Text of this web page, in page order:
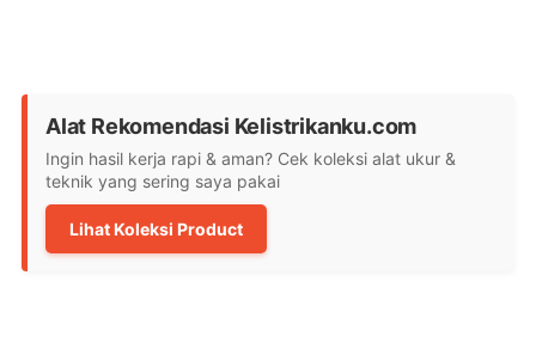
Alat Rekomendasi Kelistrikanku.com
Ingin hasil kerja rapi & aman? Cek koleksi alat ukur &
teknik yang sering saya pakai
Lihat Koleksi Product